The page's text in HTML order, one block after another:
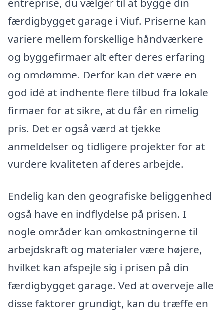
entreprise, du vælger til at bygge din
færdigbygget garage i Viuf. Priserne kan
variere mellem forskellige håndværkere
og byggefirmaer alt efter deres erfaring
og omdømme. Derfor kan det være en
god idé at indhente flere tilbud fra lokale
firmaer for at sikre, at du får en rimelig
pris. Det er også værd at tjekke
anmeldelser og tidligere projekter for at
vurdere kvaliteten af deres arbejde.
Endelig kan den geografiske beliggenhed
også have en indflydelse på prisen. I
nogle områder kan omkostningerne til
arbejdskraft og materialer være højere,
hvilket kan afspejle sig i prisen på din
færdigbygget garage. Ved at overveje alle
disse faktorer grundigt, kan du træffe en